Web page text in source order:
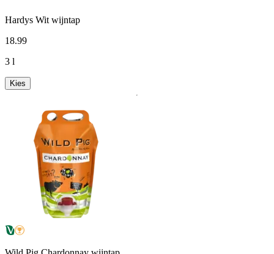
Hardys Wit wijntap
18.99
3 l
Kies